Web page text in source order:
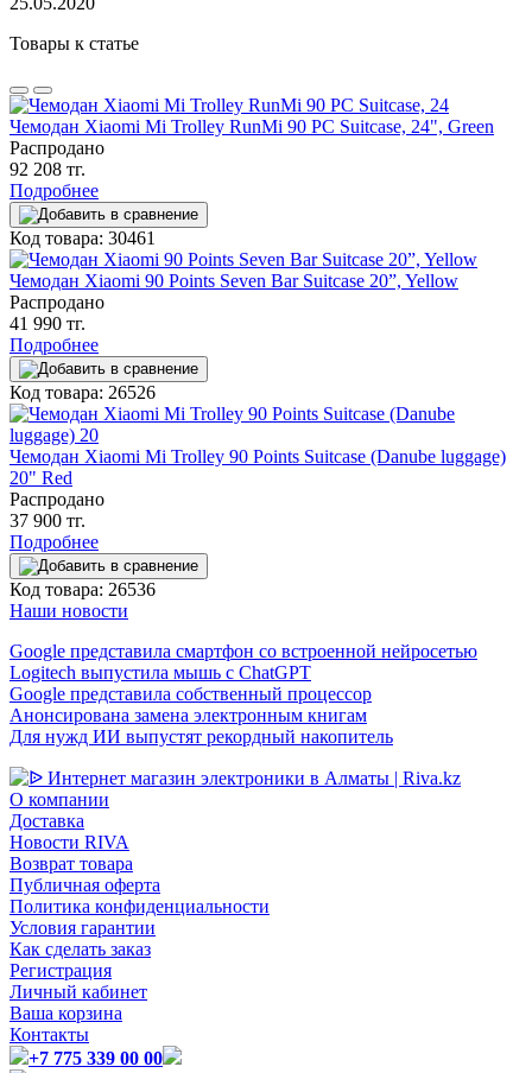
Товары к статье
Чемодан Xiaomi Mi Trolley RunMi 90 PC Suitcase, 24", Green
Распродано
92 208 тг.
Подробнее
Код товара: 30461
Чемодан Xiaomi 90 Points Seven Bar Suitcase 20”, Yellow
Распродано
41 990 тг.
Подробнее
Код товара: 26526
Чемодан Xiaomi Mi Trolley 90 Points Suitcase (Danube luggage)
20" Red
Распродано
37 900 тг.
Подробнее
Код товара: 26536
Наши новости
Google представила смартфон со встроенной нейросетью
Logitech выпустила мышь с ChatGPT
Google представила собственный процессор
Анонсирована замена электронным книгам
Для нужд ИИ выпустят рекордный накопитель
О компании
Доставка
Новости RIVA
Возврат товара
Публичная оферта
Политика конфиденциальности
Условия гарантии
Как сделать заказ
Регистрация
Личный кабинет
Ваша корзина
Контакты
+7 775 339 00 00